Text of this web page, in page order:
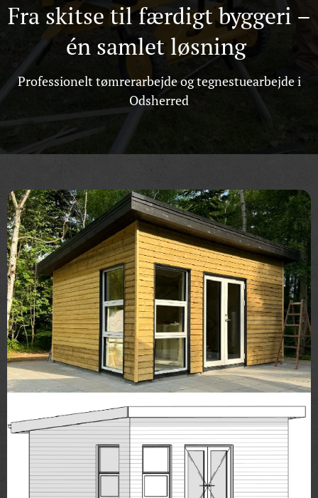
Fra skitse til færdigt byggeri –
én samlet løsning
Professionelt tømrerarbejde og tegnestuearbejde i
Odsherred